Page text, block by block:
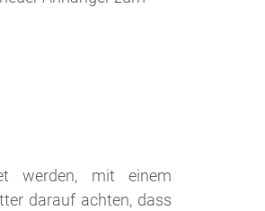
werden, mit einem
darauf achten, dass